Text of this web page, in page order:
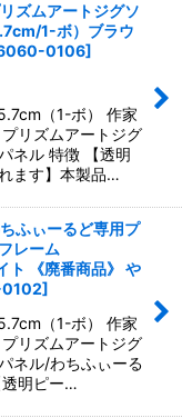
ズムアートジグソ
1-ボ）ブラウ
0106]
（1-ボ） 作家
リズムアートジグ
ネル 特徴 【透明
ます】本製品…
ふぃーるど専用プ
レーム
ト 《廃番商品》 や
]
（1-ボ） 作家
リズムアートジグ
ネル/わちふぃーる
透明ピー…